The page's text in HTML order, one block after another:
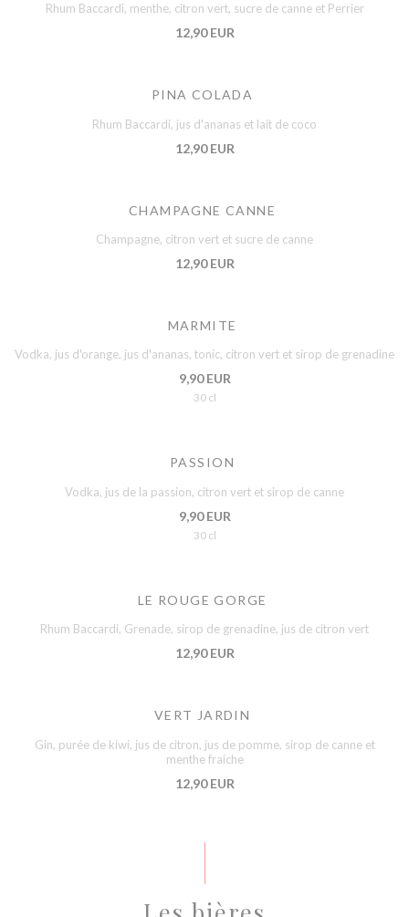
Rhum Baccardi, menthe, citron vert, sucre de canne et Perrier
12,90 EUR
PINA COLADA
Rhum Baccardi, jus d'ananas et lait de coco
12,90 EUR
CHAMPAGNE CANNE
Champagne, citron vert et sucre de canne
12,90 EUR
MARMITE
Vodka, jus d'orange, jus d'ananas, tonic, citron vert et sirop de grenadine
9,90 EUR
30 cl
PASSION
Vodka, jus de la passion, citron vert et sirop de canne
9,90 EUR
30 cl
LE ROUGE GORGE
Rhum Baccardi, Grenade, sirop de grenadine, jus de citron vert
12,90 EUR
VERT JARDIN
Gin, purée de kiwi, jus de citron, jus de pomme, sirop de canne et
menthe fraiche
12,90 EUR